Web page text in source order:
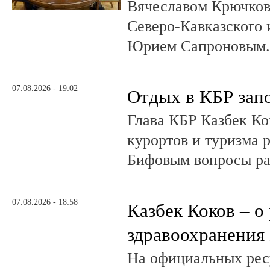
Вячеславом
Северо-
Юрием
07.08.2026 - 19:02 Отдых в КБР
Глава КБР Казбек
курортов и туризма
Бифовым вопросы
07.08.2026 - 18:58
Казбек Коков – о
На официальных